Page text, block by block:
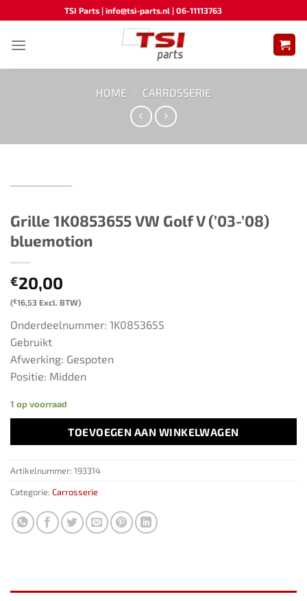
naar
inhoud
TSI Parts | info@tsi-parts.nl | 06-11113763
HOME / CARROSSERIE
Grille ​​1K0853655​ ​​VW Golf V (’03-’08)​
bluemotion
€20,00
(€16,53 Excl. BTW)
Onderdeelnummer: 1K0853655
Gebruikt
Afwerking: Gespoten
Positie: Midden
1 op voorraad
TOEVOEGEN AAN WINKELWAGEN
Artikelnummer: 193314
Categorie: Carrosserie